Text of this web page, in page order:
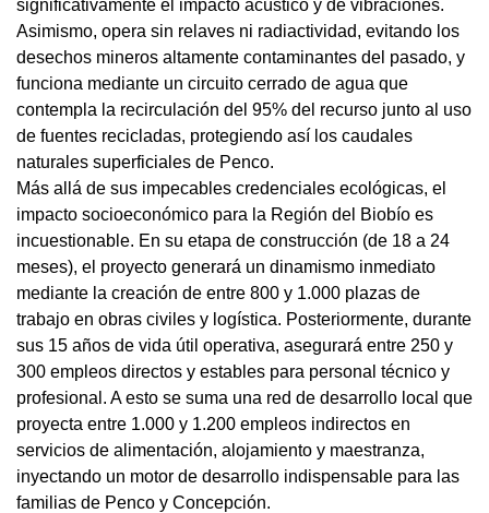
significativamente el impacto acústico y de vibraciones.
Asimismo, opera sin relaves ni radiactividad, evitando los
desechos mineros altamente contaminantes del pasado, y
funciona mediante un circuito cerrado de agua que
contempla la recirculación del 95% del recurso junto al uso
de fuentes recicladas, protegiendo así los caudales
naturales superficiales de Penco.
Más allá de sus impecables credenciales ecológicas, el
impacto socioeconómico para la Región del Biobío es
incuestionable. En su etapa de construcción (de 18 a 24
meses), el proyecto generará un dinamismo inmediato
mediante la creación de entre 800 y 1.000 plazas de
trabajo en obras civiles y logística. Posteriormente, durante
sus 15 años de vida útil operativa, asegurará entre 250 y
300 empleos directos y estables para personal técnico y
profesional. A esto se suma una red de desarrollo local que
proyecta entre 1.000 y 1.200 empleos indirectos en
servicios de alimentación, alojamiento y maestranza,
inyectando un motor de desarrollo indispensable para las
familias de Penco y Concepción.